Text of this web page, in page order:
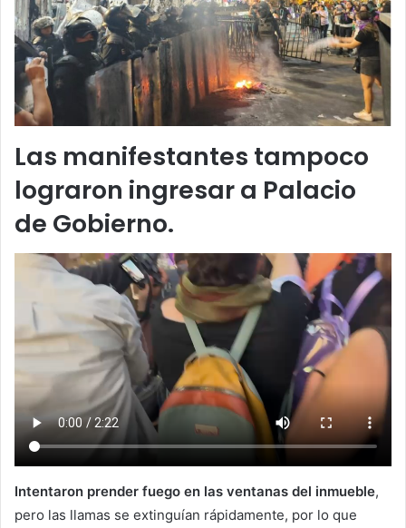
Las manifestantes tampoco
lograron ingresar a Palacio
de Gobierno.
Intentaron prender fuego en las ventanas del inmueble,
pero las llamas se extinguían rápidamente, por lo que